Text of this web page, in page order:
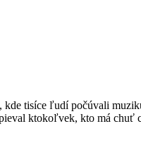
tisíce ľudí počúvali
ktokoľvek, kto má